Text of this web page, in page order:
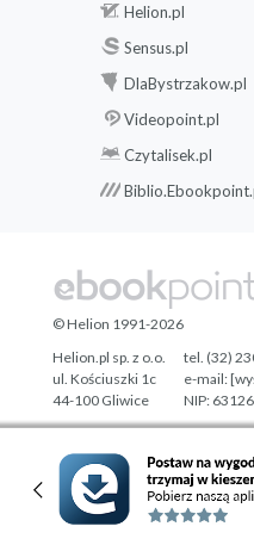
Helion.pl
Sensus.pl
DlaBystrzakow.pl
Videopoint.pl
Czytalisek.pl
Designed with ♥ byTonik.pl
© Helion 1991-2026
Helion.pl sp. z o.o.
ul. Kościuszki 1c
44-100 Gliwice
tel. (32)
e-mail:
NIP:
Regon:
Pełna